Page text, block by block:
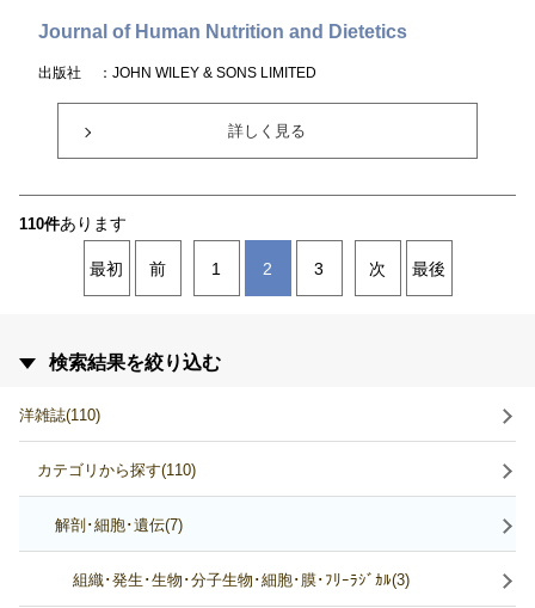
Journal of Human Nutrition and Dietetics
出版社 ：JOHN WILEY & SONS LIMITED
詳しく見る
110件あります
最初 前 1 2 3 次 最後
検索結果を絞り込む
洋雑誌(110)
カテゴリから探す(110)
解剖･細胞･遺伝(7)
組織･発生･生物･分子生物･細胞･膜･ﾌﾘｰﾗｼﾞｶﾙ(3)